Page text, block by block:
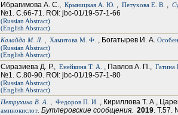
Ибрагимова А. С., Крыницкая А. Ю. , Петухова Е. В. ,
№1. С.66-71. ROI: jbc-01/19-57-1-66
(Russian Abstract)
(English Abstract)
Калайда М. Л. , Хамитова М. Ф. , Богатырев И. А.
(Russian Abstract)
(English Abstract)
Сиразиева Д. Р., Енейкина Т. А. , Павлов А. П., Гатина
№1. С.80-90. ROI: jbc-01/19-57-1-80
(Russian Abstract)
(English Abstract)
Петрухина В. А.
, Федоров П. И. , Кириллова Т. А.,
аминокислот. Бутлеровские сообщения. 2019. Т.57.